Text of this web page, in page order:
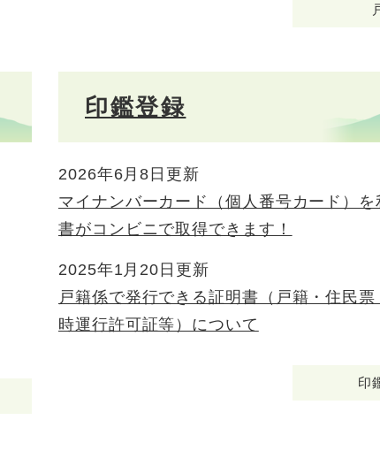
印鑑登録
2026年6月8日更新
マイナンバーカード（個人番号カード）を
書がコンビニで取得できます！
2025年1月20日更新
戸籍係で発行できる証明書（戸籍・住民
時運行許可証等）について
印